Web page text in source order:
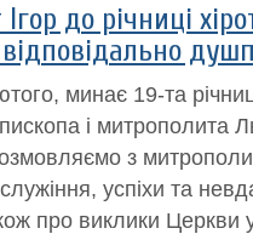
до річниці
минає 19-та
і митрополита
з
успіхи та
про виклики Церкви